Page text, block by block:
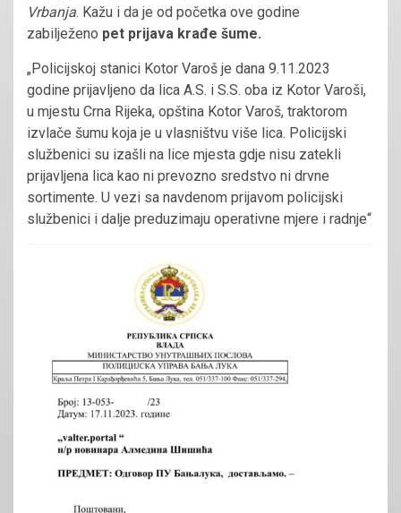
Vrbanja. Kažu i da je od početka ove godine
zabilježeno pet prijava krađe šume.
„Policijskoj stanici Kotor Varoš je dana 9.11.2023
godine prijavljeno da lica A.S. i S.S. oba iz Kotor Varoši,
u mjestu Crna Rijeka, opština Kotor Varoš, traktorom
izvlače šumu koja je u vlasništvu više lica. Policijski
službenici su izašli na lice mjesta gdje nisu zatekli
prijavljena lica kao ni prevozno sredstvo ni drvne
sortimente. U vezi sa navdenom prijavom policijski
službenici i dalje preduzimaju operativne mjere i radnje“